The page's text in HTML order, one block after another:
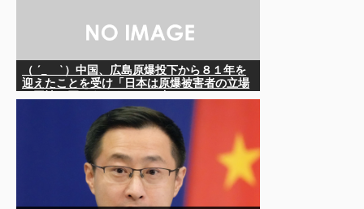
（ ´_ゝ`）中国、広島原爆投下から８１年を
迎えたことを受け「日本は原爆被害者の立場